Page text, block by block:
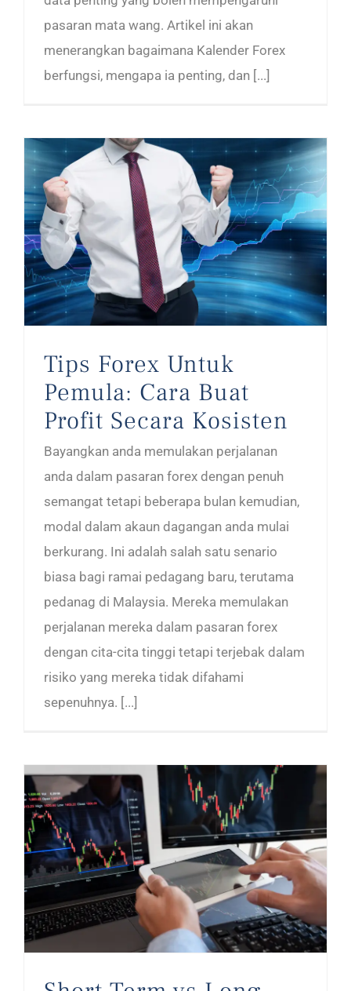
pasaran mata wang. Artikel ini akan
menerangkan bagaimana Kalender Forex
berfungsi, mengapa ia penting, dan [...]
Tips Forex Untuk
Pemula: Cara Buat
Profit Secara Kosisten
Bayangkan anda memulakan perjalanan
anda dalam pasaran forex dengan penuh
semangat tetapi beberapa bulan kemudian,
modal dalam akaun dagangan anda mulai
berkurang. Ini adalah salah satu senario
biasa bagi ramai pedagang baru, terutama
pedanag di Malaysia. Mereka memulakan
perjalanan mereka dalam pasaran forex
dengan cita-cita tinggi tetapi terjebak dalam
risiko yang mereka tidak difahami
sepenuhnya. [...]